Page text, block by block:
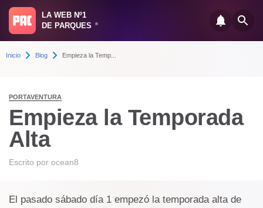
LA WEB Nº1
DE PARQUES
®
Inicio Blog Empieza la Temp...
PORTAVENTURA
Empieza la Temporada
Alta
Escrito por ocean8
El pasado sábado día 1 empezó la temporada alta de